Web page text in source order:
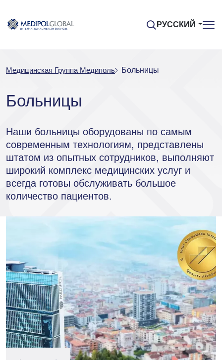
РУССКИЙ
Медицинская Группа Медиполь Больницы
Больницы
Наши больницы оборудованы по самым
современным технологиям, представлены
штатом из опытных сотрудников, выполняют
широкий комплекс медицинских услуг и
всегда готовы обслуживать большое
количество пациентов.